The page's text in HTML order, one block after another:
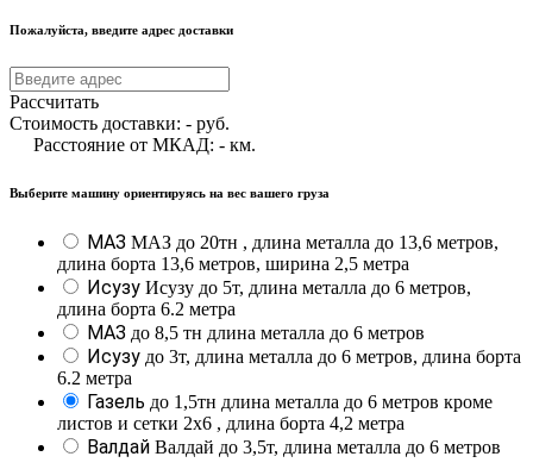
Пожалуйста, введите адрес доставки
Рассчитать
Стоимость доставки: - руб.
Расстояние от МКАД: - км.
Выберите машину ориентируясь на вес вашего груза
МАЗ МАЗ до 20тн , длина металла до 13,6 метров,
длина борта 13,6 метров, ширина 2,5 метра
Исузу Исузу до 5т, длина металла до 6 метров,
длина борта 6.2 метра
МАЗ до 8,5 тн длина металла до 6 метров
Исузу до 3т, длина металла до 6 метров, длина борта
6.2 метра
Газель до 1,5тн длина металла до 6 метров кроме
листов и сетки 2х6 , длина борта 4,2 метра
Валдай Валдай до 3,5т, длина металла до 6 метров